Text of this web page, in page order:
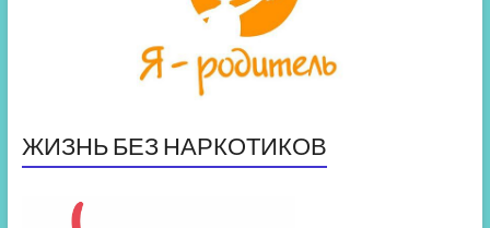
ЖИЗНЬ БЕЗ НАРКОТИКОВ